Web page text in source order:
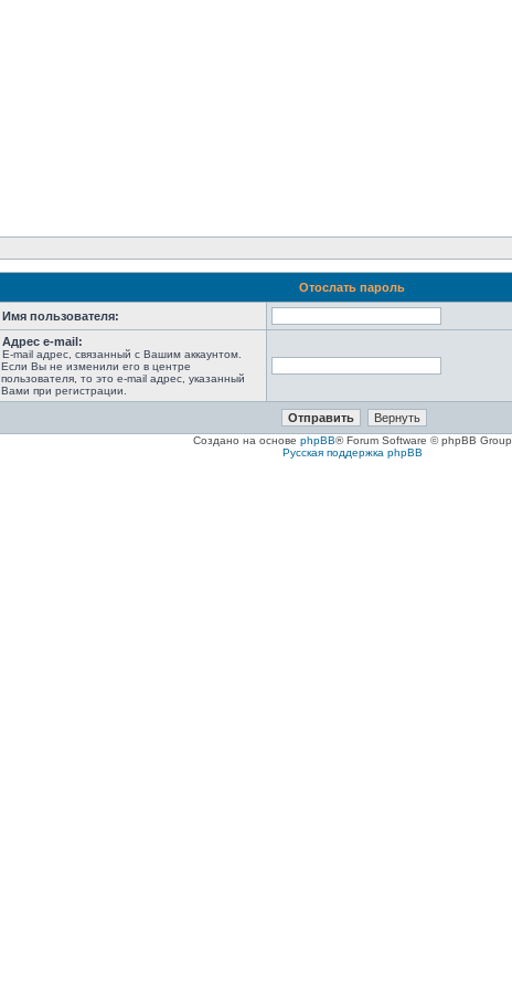
Отослать пароль
Имя пользователя:
Адрес e-mail:
E-mail адрес, связанный с Вашим аккаунтом.
Если Вы не изменили его в центре
пользователя, то это e-mail адрес, указанный
Вами при регистрации.
Создано на основе phpBB® Forum Software © phpBB Group
Русская поддержка phpBB